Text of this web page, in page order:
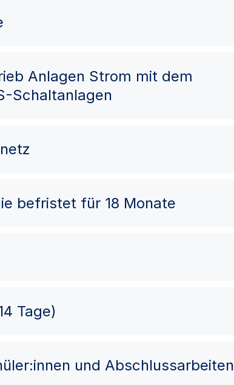
Anlagen Strom mit dem
Schaltanlagen
befristet für 18 Monate
Tage)
und Abschlussarbeiten